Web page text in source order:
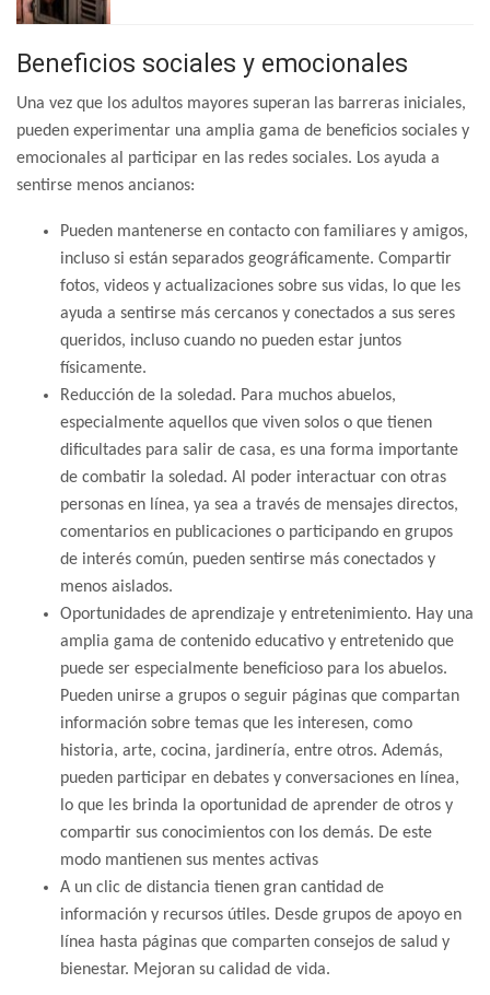
Beneficios sociales y emocionales
Una vez que los adultos mayores superan las barreras iniciales,
pueden experimentar una amplia gama de beneficios sociales y
emocionales al participar en las redes sociales. Los ayuda a
sentirse menos ancianos:
Pueden mantenerse en contacto con familiares y amigos,
incluso si están separados geográficamente. Compartir
fotos, videos y actualizaciones sobre sus vidas, lo que les
ayuda a sentirse más cercanos y conectados a sus seres
queridos, incluso cuando no pueden estar juntos
físicamente.
Reducción de la soledad. Para muchos abuelos,
especialmente aquellos que viven solos o que tienen
dificultades para salir de casa, es una forma importante
de combatir la soledad. Al poder interactuar con otras
personas en línea, ya sea a través de mensajes directos,
comentarios en publicaciones o participando en grupos
de interés común, pueden sentirse más conectados y
menos aislados.
Oportunidades de aprendizaje y entretenimiento. Hay una
amplia gama de contenido educativo y entretenido que
puede ser especialmente beneficioso para los abuelos.
Pueden unirse a grupos o seguir páginas que compartan
información sobre temas que les interesen, como
historia, arte, cocina, jardinería, entre otros. Además,
pueden participar en debates y conversaciones en línea,
lo que les brinda la oportunidad de aprender de otros y
compartir sus conocimientos con los demás. De este
modo mantienen sus mentes activas
A un clic de distancia tienen gran cantidad de
información y recursos útiles. Desde grupos de apoyo en
línea hasta páginas que comparten consejos de salud y
bienestar. Mejoran su calidad de vida.